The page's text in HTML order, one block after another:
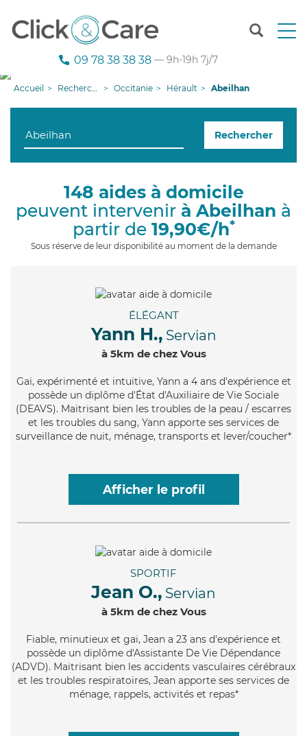
T
n
g
i
09 78 38 38 38 — 9h-19h 7j/7
Accueil Recherche aide à domicile Occitanie Hérault Abeilhan
Rechercher
148 aides à domicile
peuvent intervenir à Abeilhan à
partir de 19,90€/h*
Sous réserve de leur disponibilité au moment de la demande
ÉLÉGANT
Yann H., Servian
à 5km de chez Vous
Gai, expérimenté et intuitive, Yann a 4 ans d'expérience et
possède un diplôme d'État d'Auxiliaire de Vie Sociale
(DEAVS). Maitrisant bien les troubles de la peau / escarres
et les troubles du sang, Yann apporte ses services de
surveillance de nuit, ménage, transports et lever/coucher*
Afficher le profil
SPORTIF
Jean O., Servian
à 5km de chez Vous
Fiable, minutieux et gai, Jean a 23 ans d'expérience et
possède un diplôme d'Assistante De Vie Dépendance
(ADVD). Maitrisant bien les accidents vasculaires cérébraux
et les troubles respiratoires, Jean apporte ses services de
ménage, rappels, activités et repas*